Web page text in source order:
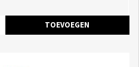
TOEVOEGEN